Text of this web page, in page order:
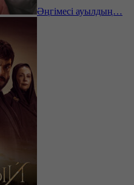
Әңгімесі ауылдың…